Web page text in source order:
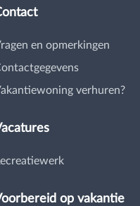
en opmerkingen
verhuren?
op vakantie